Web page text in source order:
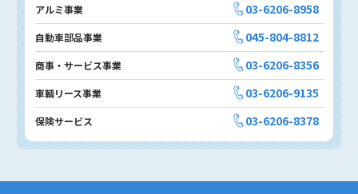
アルミ事業 03-6206-8958
自動車部品事業 045-804-8812
商事・サービス事業 03-6206-8356
車輌リース事業 03-6206-9135
保険サービス 03-6206-8378